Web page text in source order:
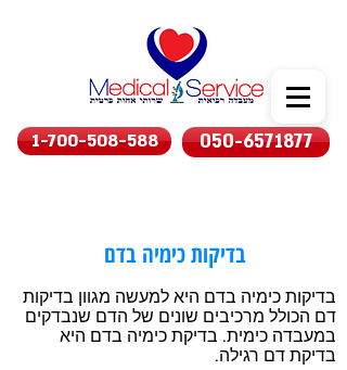
1-700-508-588 050-6571877
בדיקות כימיה בדם
בדיקות כימיה בדם היא למעשה מגוון בדיקות
דם הכולל מרכיבים שונים של הדם שנבדקים
במעבדה כימית. בדיקת כימיה בדם היא
בדיקת דם רגילה.